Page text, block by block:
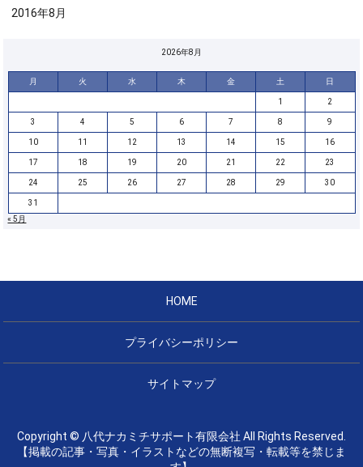
2016年8月
2026年8月
月 火 水 木 金 土 日
1 2
3 4 5 6 7 8 9
10 11 12 13 14 15 16
17 18 19 20 21 22 23
24 25 26 27 28 29 30
31
« 5月
HOME
プライバシーポリシー
サイトマップ
Copyright © 八代ナカミチサポート有限会社 All Rights Reserved.
【掲載の記事・写真・イラストなどの無断複写・転載等を禁じま